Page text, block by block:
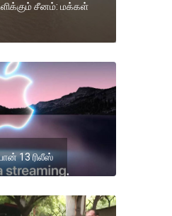
சீனம்: மக்கள்
13 ரிலீஸ்